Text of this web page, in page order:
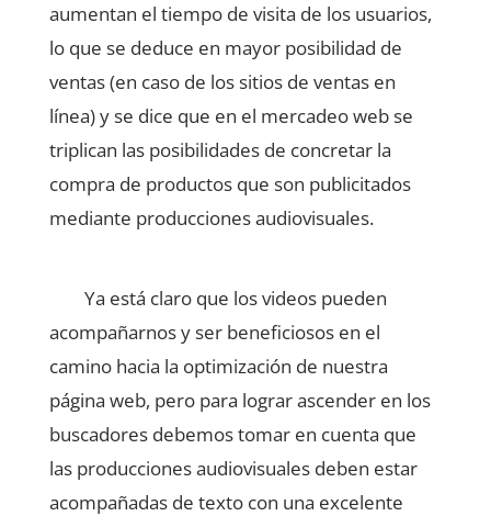
aumentan el tiempo de visita de los usuarios,
lo que se deduce en mayor posibilidad de
ventas (en caso de los sitios de ventas en
línea) y se dice que en el mercadeo web se
triplican las posibilidades de concretar la
compra de productos que son publicitados
mediante producciones audiovisuales.
Ya está claro que los videos pueden
acompañarnos y ser beneficiosos en el
camino hacia la optimización de nuestra
página web, pero para lograr ascender en los
buscadores debemos tomar en cuenta que
las producciones audiovisuales deben estar
acompañadas de texto con una excelente